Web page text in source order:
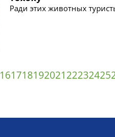
Ради этих животных
16171819202122232425